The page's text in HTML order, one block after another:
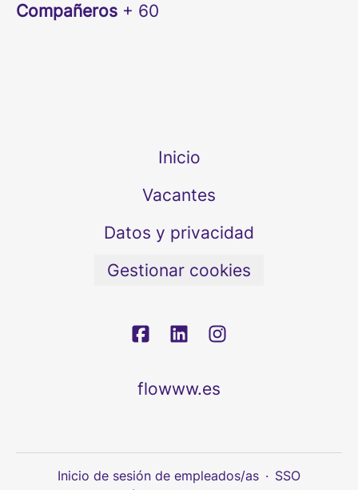
Compañeros + 60
Inicio
Vacantes
Datos y privacidad
Gestionar cookies
flowww.es
Inicio de sesión de empleados/as · SSO